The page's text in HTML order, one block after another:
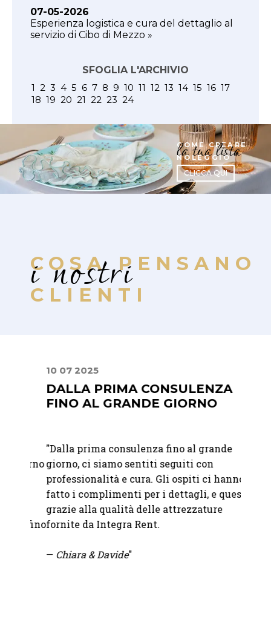
07-05-2026
Esperienza logistica e cura del dettaglio al
servizio di Cibo di Mezzo »
SFOGLIA L'ARCHIVIO
1 2 3 4 5 6 7 8 9 10 11 12 13 14 15 16 17
18 19 20 21 22 23 24
COME CREARE
la tua lista
NOLEGGIO
CLICCA QUI
COSA PENSANO
i nostri
CLIENTI
10 07 2025
DALLA PRIMA CONSULENZA
FINO AL GRANDE GIORNO
"Dalla prima consulenza fino al grande
giorno, ci siamo sentiti seguiti con
professionalità e cura. Gli ospiti ci hanno
fatto i complimenti per i dettagli, e questo
grazie alla qualità delle attrezzature
fornite da Integra Rent.
Chiara & Davide"